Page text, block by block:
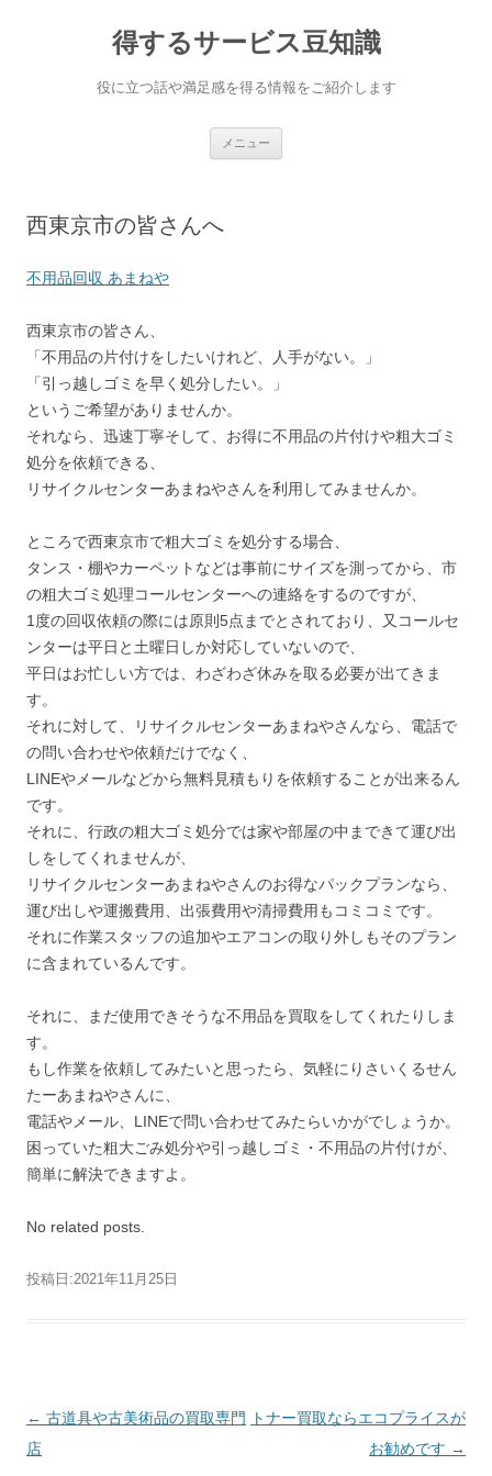
得するサービス豆知識
役に立つ話や満足感を得る情報をご紹介します
メニュー
西東京市の皆さんへ
不用品回収 あまねや
西東京市の皆さん、
「不用品の片付けをしたいけれど、人手がない。」
「引っ越しゴミを早く処分したい。」
というご希望がありませんか。
それなら、迅速丁寧そして、お得に不用品の片付けや粗大ゴミ
処分を依頼できる、
リサイクルセンターあまねやさんを利用してみませんか。
ところで西東京市で粗大ゴミを処分する場合、
タンス・棚やカーペットなどは事前にサイズを測ってから、市
の粗大ゴミ処理コールセンターへの連絡をするのですが、
1度の回収依頼の際には原則5点までとされており、又コールセ
ンターは平日と土曜日しか対応していないので、
平日はお忙しい方では、わざわざ休みを取る必要が出てきま
す。
それに対して、リサイクルセンターあまねやさんなら、電話で
の問い合わせや依頼だけでなく、
LINEやメールなどから無料見積もりを依頼することが出来るん
です。
それに、行政の粗大ゴミ処分では家や部屋の中まできて運び出
しをしてくれませんが、
リサイクルセンターあまねやさんのお得なパックプランなら、
運び出しや運搬費用、出張費用や清掃費用もコミコミです。
それに作業スタッフの追加やエアコンの取り外しもそのプラン
に含まれているんです。
それに、まだ使用できそうな不用品を買取をしてくれたりしま
す。
もし作業を依頼してみたいと思ったら、気軽にりさいくるせん
たーあまねやさんに、
電話やメール、LINEで問い合わせてみたらいかがでしょうか。
困っていた粗大ごみ処分や引っ越しゴミ・不用品の片付けが、
簡単に解決できますよ。
No related posts.
投稿日:2021年11月25日
投稿ナビゲーション
← 古道具や古美術品の買取専門
店
トナー買取ならエコプライスが
お勧めです →